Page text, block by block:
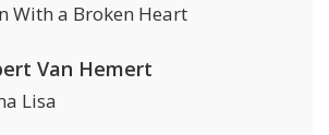
With a Broken Heart
Van Hemert
Lisa